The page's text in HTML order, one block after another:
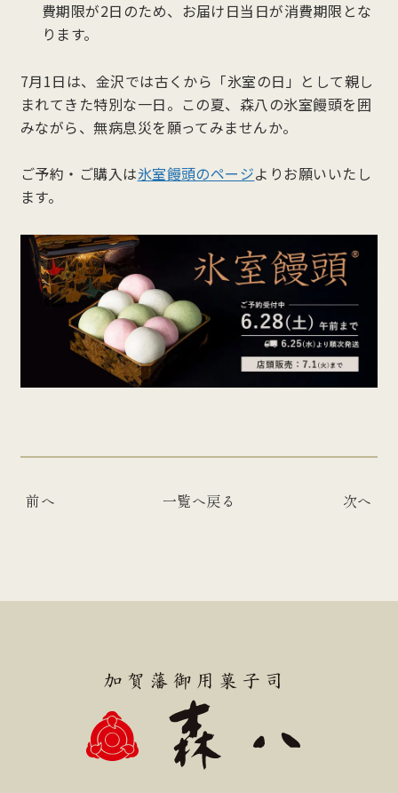
費期限が2日のため、お届け日当日が消費期限とな
ります。
7月1日は、金沢では古くから「氷室の日」として親し
まれてきた特別な一日。この夏、森八の氷室饅頭を囲
みながら、無病息災を願ってみませんか。
ご予約・ご購入は氷室饅頭のページよりお願いいたし
ます。
前へ 一覧へ戻る 次へ